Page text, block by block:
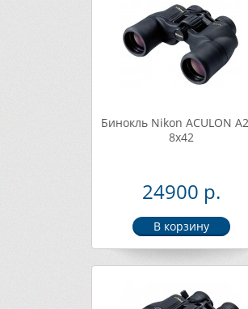
Бинокль Nikon ACULON
8x42
24900 р.